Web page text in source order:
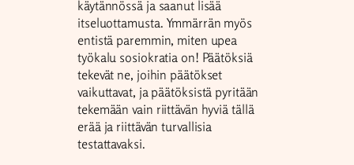
käytännössä ja saanut lisää
itseluottamusta. Ymmärrän myös
entistä paremmin, miten upea
työkalu sosiokratia on! Päätöksiä
tekevät ne, joihin päätökset
vaikuttavat, ja päätöksistä pyritään
tekemään vain riittävän hyviä tällä
erää ja riittävän turvallisia
testattavaksi.